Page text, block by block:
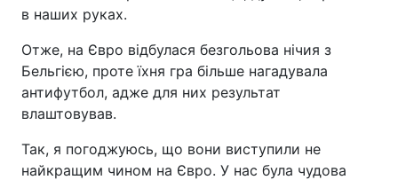
в наших руках.
Отже, на Євро відбулася безгольова нічия з
Бельгією, проте їхня гра більше нагадувала
антифутбол, адже для них результат
влаштовував.
Так, я погоджуюсь, що вони виступили не
найкращим чином на Євро. У нас була чудова